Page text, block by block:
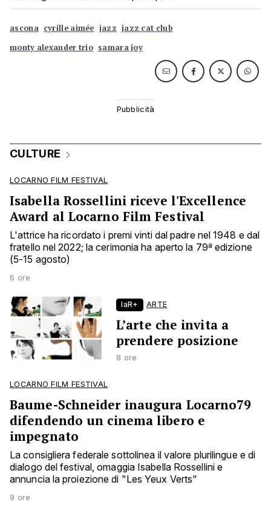
ascona cyrille aimée jazz jazz cat club
monty alexander trio samara joy
CULTURE
LOCARNO FILM FESTIVAL
Isabella Rossellini riceve l'Excellence
Award al Locarno Film Festival
L'attrice ha ricordato i premi vinti dal padre nel 1948 e dal
fratello nel 2022; la cerimonia ha aperto la 79ª edizione
(5-15 agosto)
6 ore
laR+ ARTE
L’arte che invita a
prendere posizione
8 ore
LOCARNO FILM FESTIVAL
Baume-Schneider inaugura Locarno79
difendendo un cinema libero e
impegnato
La consigliera federale sottolinea il valore plurilingue e di
dialogo del festival, omaggia Isabella Rossellini e
annuncia la proiezione di "Les Yeux Verts"
9 ore